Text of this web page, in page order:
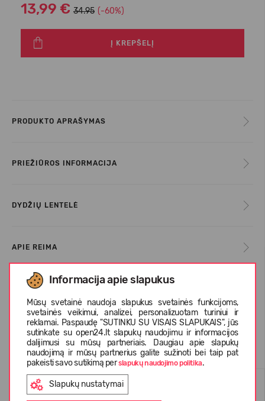
Informacija apie slapukus
Mūsų svetainė naudoja slapukus svetainės funkcijoms,
svetainės veikimui, analizei, personalizuotam turiniui ir
reklamai. Paspaudę "SUTINKU SU VISAIS SLAPUKAIS", jūs
sutinkate su open24.lt slapukų naudojimu ir informacijos
dalijimusi su mūsų partneriais. Daugiau apie slapukų
naudojimą ir mūsų partnerius galite sužinoti bei taip pat
pakeisti savo sutikimą perslapukų naudojimo politika.
Slapukų nustatymai
13,99 € 34.95 (-60%)
Į KREPŠELĮ
PRODUKTO APRAŠYMAS
PRIEŽIŪROS INFORMACIJA
DYDŽIŲ LENTELĖ
APIE REIMA
KLIENTŲ ATSILIEPIMAI (0)
Panašios prekės
WATERPROOF